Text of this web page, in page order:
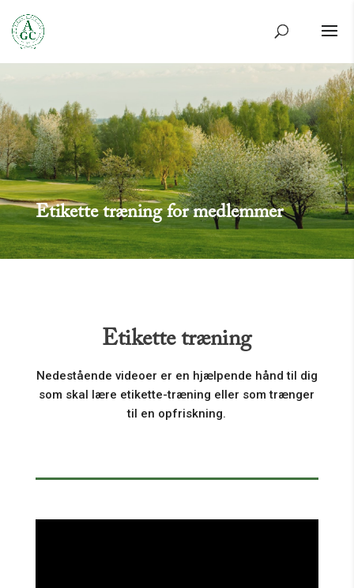
Etikette træning for medlemmer
Etikette træning
Nedestående videoer er en hjælpende hånd til dig
som skal lære etikette-træning eller som trænger
til en opfriskning.